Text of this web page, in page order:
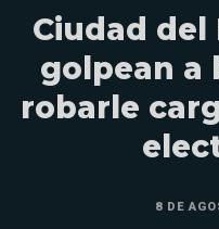
Ciudad del
golpean a
robarle
8 DE